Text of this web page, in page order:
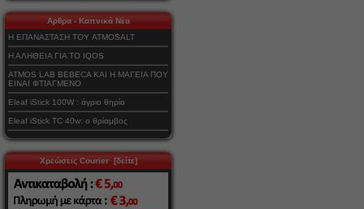
Αρθρα - Καπνικά Νέα
Η ΕΠΑΝΑΣΤΑΣΗ ΤΟΥ ATMOSALT
Η ΑΛΗΘΕΙΑ ΓΙΑ ΤΟ IQOS
ATMOS LAB BEBECA ΚΑΙ Η ΜΑΓΕΙΑ ΠΟΥ
ΕΙΝΑΙ ΦΤΙΑΓΜΕΝΟ
Eleaf iStick 100W : άγριο θηρίο
Eleaf iStick TC 40w: ο θρίαμβος
Χρεώσεις Courier [δείτε]